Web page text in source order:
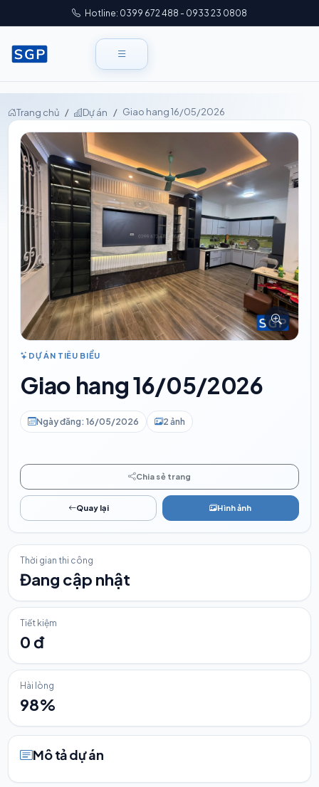
Hotline: 0399 672 488 - 0933 23 0808
Trang chủ Dự án Giao hang 16/05/2026
DỰ ÁN TIÊU BIỂU
Giao hang 16/05/2026
Ngày đăng: 16/05/2026 2 ảnh
Chia sẻ trang
Quay lại Hình ảnh
Thời gian thi công
Đang cập nhật
Tiết kiệm
0 đ
Hài lòng
98%
Mô tả dự án